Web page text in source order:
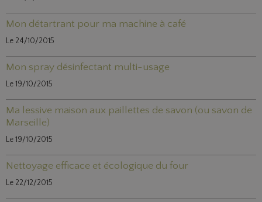
Mon détartrant pour ma machine à café
Le 24/10/2015
Mon spray désinfectant multi-usage
Le 19/10/2015
Ma lessive maison aux paillettes de savon (ou savon de
Marseille)
Le 19/10/2015
Nettoyage efficace et écologique du four
Le 22/12/2015